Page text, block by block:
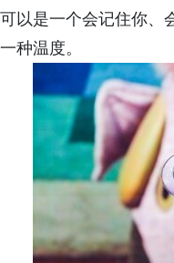
可以是一个会记住你、
一种温度。